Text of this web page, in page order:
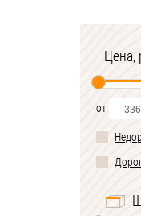
Цена,
от